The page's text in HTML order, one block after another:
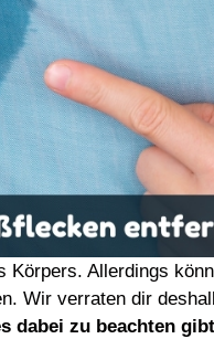
Allerdings
Wir verraten dir
dabei zu beachten gibt